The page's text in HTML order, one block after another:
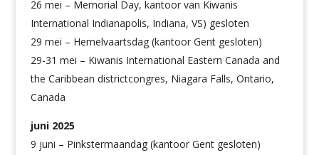
26 mei – Memorial Day, kantoor van Kiwanis
International Indianapolis, Indiana, VS) gesloten
29 mei – Hemelvaartsdag (kantoor Gent gesloten)
29-31 mei – Kiwanis International Eastern Canada and
the Caribbean districtcongres, Niagara Falls, Ontario,
Canada
juni 2025
9 juni – Pinkstermaandag (kantoor Gent gesloten)